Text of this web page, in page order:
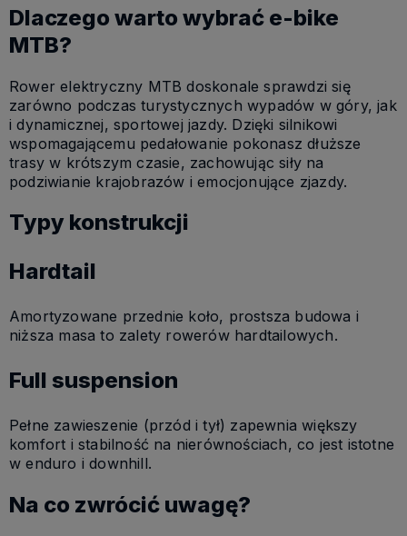
Dlaczego warto wybrać e-bike
MTB?
Rower elektryczny MTB doskonale sprawdzi się
zarówno podczas turystycznych wypadów w góry, jak
i dynamicznej, sportowej jazdy. Dzięki silnikowi
wspomagającemu pedałowanie pokonasz dłuższe
trasy w krótszym czasie, zachowując siły na
podziwianie krajobrazów i emocjonujące zjazdy.
Typy konstrukcji
Hardtail
Amortyzowane przednie koło, prostsza budowa i
niższa masa to zalety rowerów hardtailowych.
Full suspension
Pełne zawieszenie (przód i tył) zapewnia większy
komfort i stabilność na nierównościach, co jest istotne
w enduro i downhill.
Na co zwrócić uwagę?